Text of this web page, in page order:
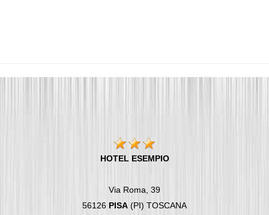
HOTEL ESEMPIO
Via Roma, 39
56126 PISA (PI) TOSCANA